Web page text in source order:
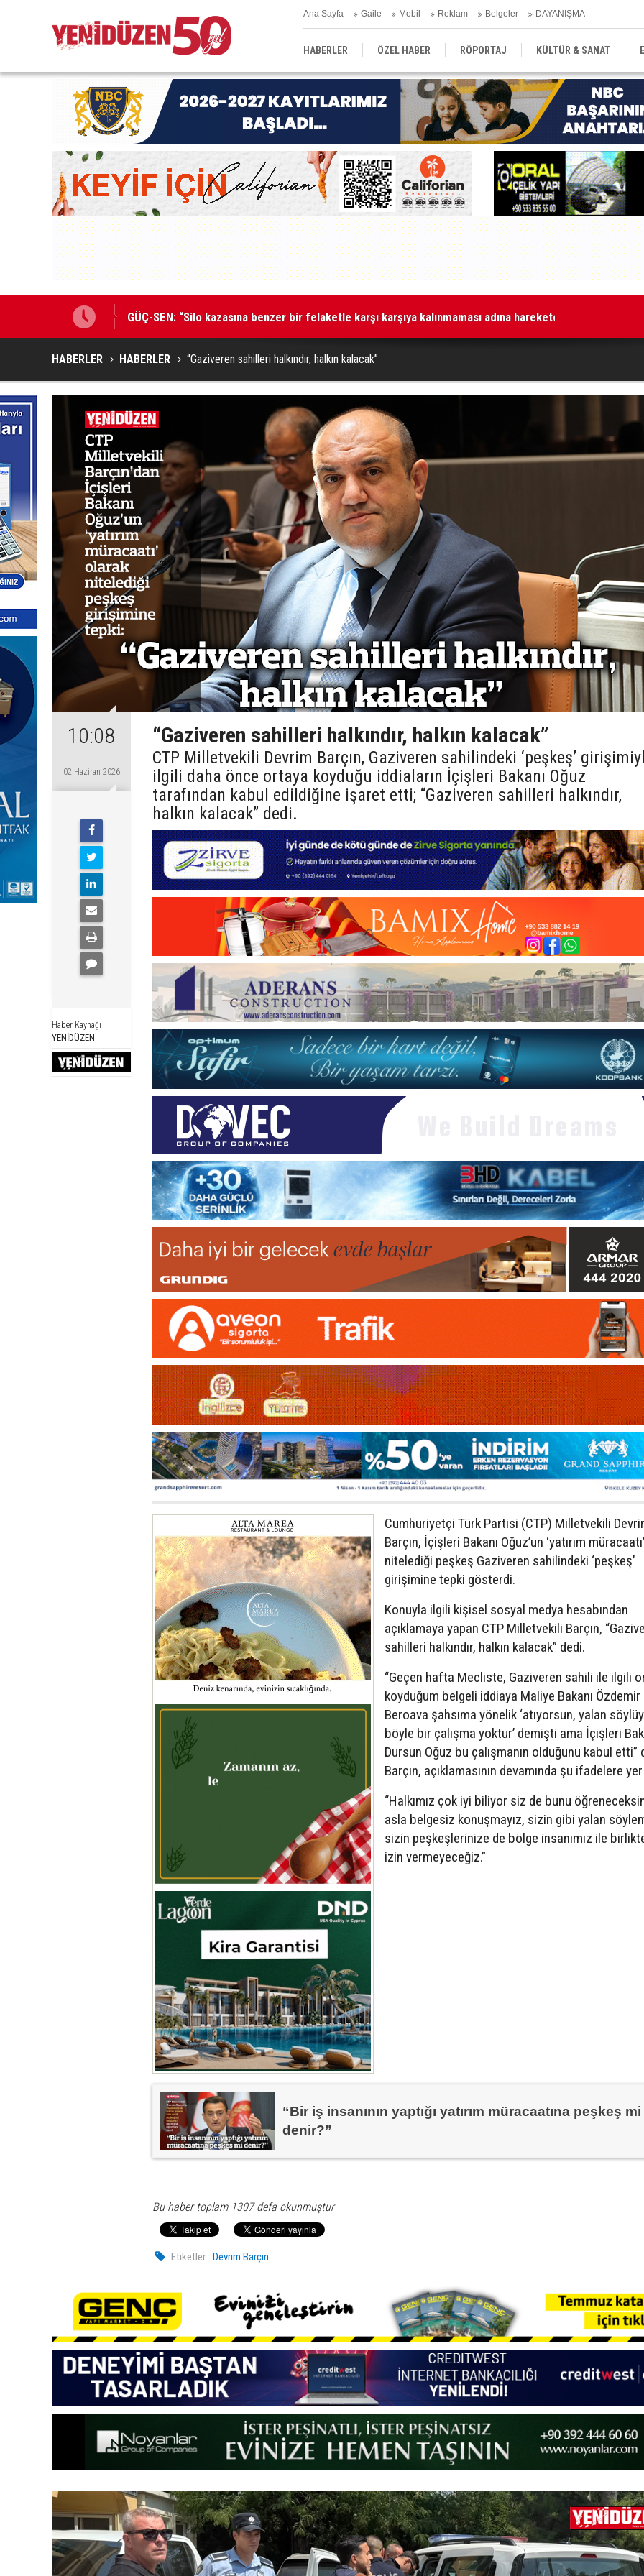
Ana Sayfa Gaile Mobil Reklam Belgeler DAYANIŞMA
HABERLER ÖZEL HABER RÖPORTAJ KÜLTÜR & SANAT
EĞİTİM YEREL YÖNETİM DERGİLER SEKTÖR
GÜÇ-SEN: “Silo kazasına benzer bir felaketle karşı karşıya kalınmaması adına harekete geçtik
HABERLER HABERLER “Gaziveren sahilleri halkındır, halkın kalacak”
10:08
02 Haziran 2026
Haber Kaynağı
YENİDÜZEN
“Gaziveren sahilleri halkındır, halkın kalacak”
CTP Milletvekili Devrim Barçın, Gaziveren sahilindeki ‘peşkeş’
ilgili daha önce ortaya koyduğu iddiaların İçişleri Bakanı Oğuz
tarafından kabul edildiğine işaret etti; “Gaziveren sahilleri halkındır,
halkın kalacak” dedi.
Cumhuriyetçi Türk Partisi (CTP) Milletvekili
Barçın, İçişleri Bakanı Oğuz’un ‘yatırım
nitelediği peşkeş Gaziveren sahilindeki ‘peşkeş’
girişimine tepki gösterdi.
Konuyla ilgili kişisel sosyal medya hesabından
açıklamaya yapan CTP Milletvekili Barçın,
sahilleri halkındır, halkın kalacak” dedi.
“Geçen hafta Mecliste, Gaziveren sahili ile ilgili
koyduğum belgeli iddiaya Maliye Bakanı Özdemir
Beroava şahsıma yönelik ‘atıyorsun, yalan
böyle bir çalışma yoktur’ demişti ama İçişleri
Dursun Oğuz bu çalışmanın olduğunu kabul etti”
Barçın, açıklamasının devamında şu ifadelere
“Halkımız çok iyi biliyor siz de bunu
asla belgesiz konuşmayız, sizin gibi yalan
sizin peşkeşlerinize de bölge insanımız ile
izin vermeyeceğiz.”
“Bir iş insanının yaptığı yatırım müracaatına peşkeş mi
denir?”
Bu haber toplam 1307 defa okunmuştur
Etiketler : Devrim Barçın